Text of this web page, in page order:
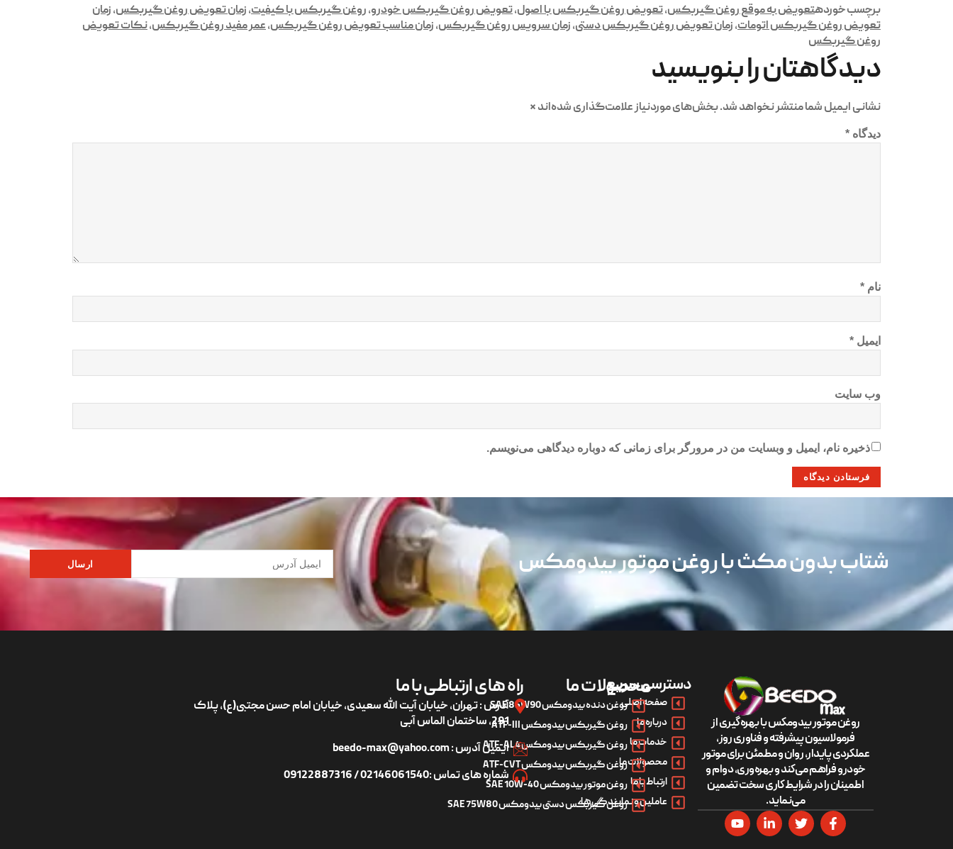
برچسب خوردهتعویض به موقع روغن گیربکس,تعویض روغن گیربکس با اصول,تعویض روغن گیربکس خودرو,روغن گیربکس با کیفیت,زمان تعویض روغن گیربکس,زمان
تعویض روغن گیربکس اتومات,زمان تعویض روغن گیربکس دستی,زمان سرویس روغن گیربکس,زمان مناسب تعویض روغن گیربکس,عمر مفید روغن گیربکس,نکات تعویض
روغن گیربکس
دیدگاهتان را بنویسید
نشانی ایمیل شما منتشر نخواهد شد.بخش‌های موردنیاز علامت‌گذاری شده‌اند*
دیدگاه *
نام *
ایمیل *
وب‌ سایت
ذخیره نام، ایمیل و وبسایت من در مرورگر برای زمانی که دوباره دیدگاهی می‌نویسم.
شتاب بدون مکث با روغن موتور بیدومکس ارسال
روغن موتور بیدومکس با بهره‌گیری از
فرمولاسیون پیشرفته و فناوری روز،
عملکردی پایدار، روان و مطمئن برای موتور
خودرو فراهم می‌کند و بهره‌وری، دوام و
اطمینان را در شرایط کاری سخت تضمین
می‌نماید.
دسترسی سریع
صفحه اصلی
درباره ما
خدمات ما
محصولات ما
ارتباط با ما
عاملین و نمایندگی‌ها
محصولات ما
روغن دنده بیدومکس SAE 85W90
روغن گیربکس بیدومکس ATF-III
روغن گیربکس بیدومکس ATF-AL4
روغن گیربکس بیدومکس ATF-CVT
روغن موتور بیدومکس SAE 10W-40
روغن گیربکس دستی بیدومکس SAE 75W80
راه های ارتباطی با ما
آدرس : تهران، خیابان آیت الله سعیدی، خیابان امام حسن مجتبی(ع)، پلاک
291، ساختمان الماس آبی
ایمیل آدرس : beedo-max@yahoo.com
شماره های تماس :02146061540 / 09122887316